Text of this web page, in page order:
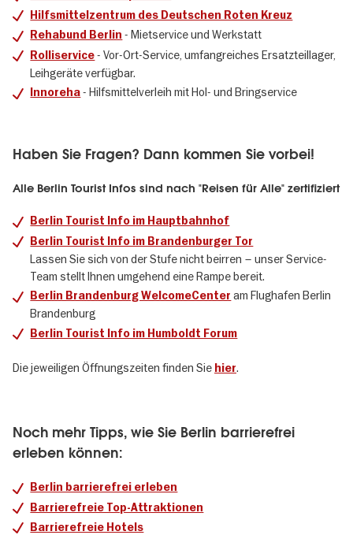
Hilfsmittelzentrum des Deutschen Roten Kreuz
Rehabund Berlin - Mietservice und Werkstatt
Rolliservice- Vor-Ort-Service, umfangreiches Ersatzteillager,
Leihgeräte verfügbar.
Innoreha- Hilfsmittelverleih mit Hol- und Bringservice
Haben Sie Fragen? Dann kommen Sie vorbei!
Alle Berlin Tourist Infos sind nach "Reisen für Alle" zertifiziert
Berlin Tourist Info im Hauptbahnhof
Berlin Tourist Info im Brandenburger Tor
Lassen Sie sich von der Stufe nicht beirren – unser Service-
Team stellt Ihnen umgehend eine Rampe bereit.
Berlin Brandenburg WelcomeCenter am Flughafen Berlin
Brandenburg
Berlin Tourist Info im Humboldt Forum
Die jeweiligen Öffnungszeiten finden Sie hier.
Noch mehr Tipps, wie Sie Berlin barrierefrei
erleben können:
Berlin barrierefrei erleben
Barrierefreie Top-Attraktionen
Barrierefreie Hotels